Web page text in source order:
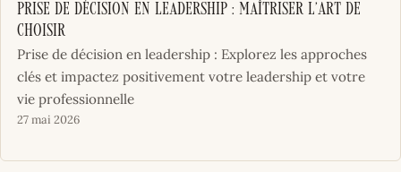
Prise de Décision en Leadership : Maîtriser l’Art de
Choisir
Prise de décision en leadership : Explorez les approches
clés et impactez positivement votre leadership et votre
vie professionnelle
27 mai 2026